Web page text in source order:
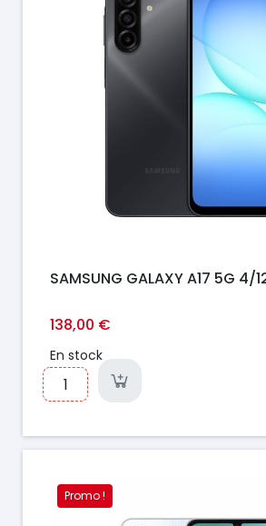
SAMSUNG GALAXY A17 5G 4/
138,00 €
En stock
Promo !